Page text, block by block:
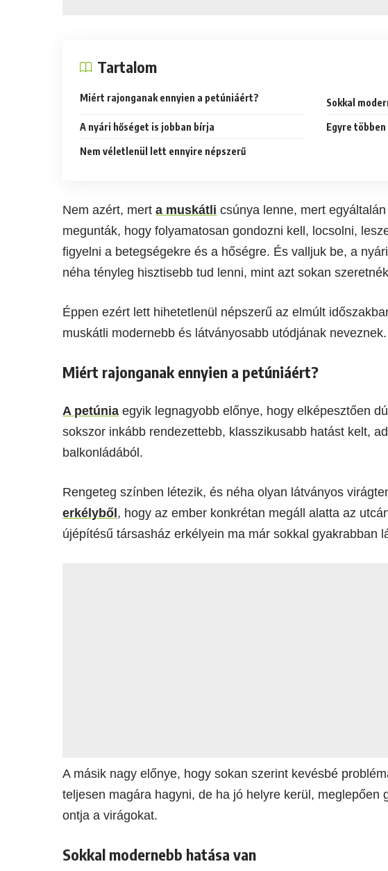
Tartalom
Miért rajonganak ennyien a petúniáért? Sokkal
A nyári hőséget is jobban bírja Egyre
Nem véletlenül lett ennyire népszerű
Nem azért, merta muskátli csúnya lenne, mert
megunták, hogy folyamatosan gondozni kell, locsolni,
figyelni a betegségekre és a hőségre. És valljuk be, a
néha tényleg hisztisebb tud lenni, mint azt sokan
Éppen ezért lett hihetetlenül népszerű az elmúlt
muskátli modernebb és látványosabb utódjának neveznek.
Miért rajonganak ennyien a petúniáért?
A petúnia egyik legnagyobb előnye, hogy elképesztően
sokszor inkább rendezettebb, klasszikusabb hatást kelt,
balkonládából.
Rengeteg színben létezik, és néha olyan látványos
erkélyből, hogy az ember konkrétan megáll alatta az
újépítésű társasház erkélyein ma már sokkal gyakrabban
A másik nagy előnye, hogy sokan szerint kevésbé
teljesen magára hagyni, de ha jó helyre kerül, meglepően
ontja a virágokat.
Sokkal modernebb hatása van